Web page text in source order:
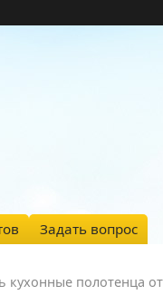
Задать вопрос
кухонные полотенца